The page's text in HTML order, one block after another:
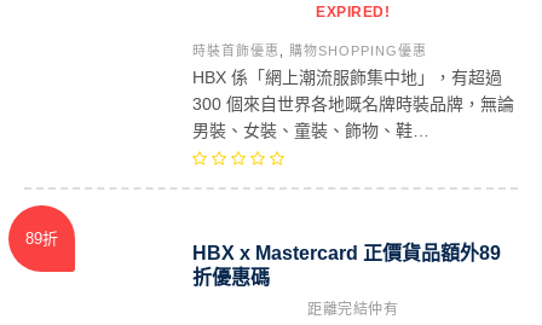
EXPIRED!
時裝首飾優惠 購物SHOPPING優惠
HBX 係「網上潮流服飾集中地」，有超過
300 個來自世界各地嘅名牌時裝品牌，無論
男裝、女裝、童裝、飾物、鞋…
89折
HBX x Mastercard 正價貨品額外89
折優惠碼
距離完結仲有